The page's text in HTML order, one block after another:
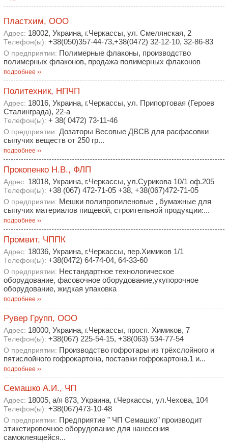
Пластхим, ООО
Адрес: 18002, Украина, г.Черкассы, ул. Смелянская, 2
Телефон(ы): +38(050)357-44-73,+38(0472) 32-12-10, 32-86-83
О предприятии: Полимерные флаконы, производство
полимерных флаконов, продажа полимерных флаконов
подробнее ››
Политехник, НПЧП
Адрес: 18016, Украина, г.Черкассы, ул. Припортовая (Героев
Сталинграда), 22-а
Телефон(ы): + 38( 0472) 73-11-46
О предприятии: Дозаторы Весовые ДВСВ для расфасовки
сыпучих веществ от 250 гр...
подробнее ››
Прокопенко Н.В., ФЛП
Адрес: 18018, Украина, г.Черкассы, ул.Сурикова 10/1 оф.205
Телефон(ы): +38 (067) 472-71-05 +38, +38(067)472-71-05
О предприятии: Мешки полипропиленовые , бумажные для
сыпучих материалов пищевой, строительной продукции:...
подробнее ››
Промвит, ЧППК
Адрес: 18036, Украина, г.Черкассы, пер.Химиков 1/1
Телефон(ы): +38(0472) 64-74-04, 64-33-60
О предприятии: Нестандартное технологическое
оборудование, фасовочное оборудование,укупорочное
оборудование, жидкая упаковка
подробнее ››
Рувер Групп, ООО
Адрес: 18000, Украина, г.Черкассы, просп. Химиков, 7
Телефон(ы): +38(067) 225-54-15, +38(063) 534-77-54
О предприятии: Производство гофротары из трёхслойного и
пятислойного гофрокартона, поставки гофрокартона.1 и...
подробнее ››
Семашко А.И., ЧП
Адрес: 18005, а/я 873, Украина, г.Черкассы, ул.Чехова, 104
Телефон(ы): +38(067)473-10-48
О предприятии: Предприятие " ЧП Семашко" производит
этикетировочное оборудование для нанесения
самоклеящейся...